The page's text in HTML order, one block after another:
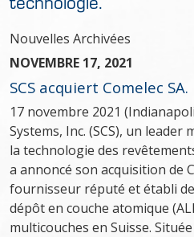
Nouvelles Archivées
NOVEMBRE 17, 2021
SCS acquiert Comelec SA.
17 novembre 2021
Systems, Inc. (SCS), un leader
la technologie des
a annoncé son acquisition de
fournisseur réputé et établi
dépôt en couche atomique
multicouches en Suisse. Située